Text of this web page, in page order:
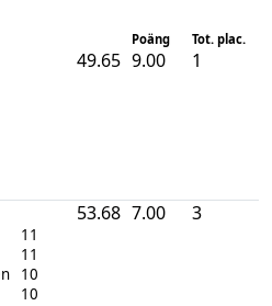
Poäng Tot. plac.
49.65 9.00 1
11
11
10
10
53.68 7.00 3